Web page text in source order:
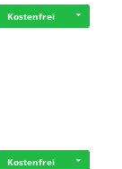
Kostenfrei
Kostenfrei